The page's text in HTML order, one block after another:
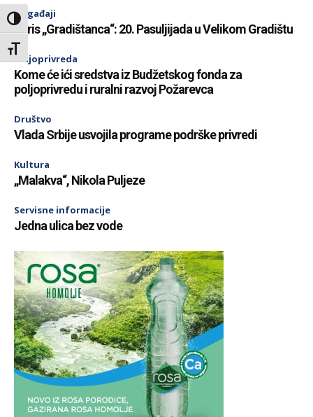
Toggle High Contrast
Toggle Font size
Događaji
Miris „Gradištanca“: 20. Pasuljijada u Velikom Gradištu
Poljoprivreda
Kome će ići sredstva iz Budžetskog fonda za
poljoprivredu i ruralni razvoj Požarevca
Društvo
Vlada Srbije usvojila programe podrške privredi
Kultura
„Malakva“, Nikola Puljeze
Servisne informacije
Jedna ulica bez vode